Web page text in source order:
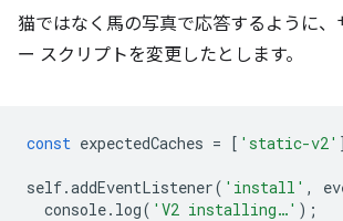
猫ではなく馬の写真で応答するように、
ー スクリプトを変更したとします。
const expectedCaches = [ 'static-v2'
self.addEventListener( 'install' ,
console. log( 'V2 installing…' );